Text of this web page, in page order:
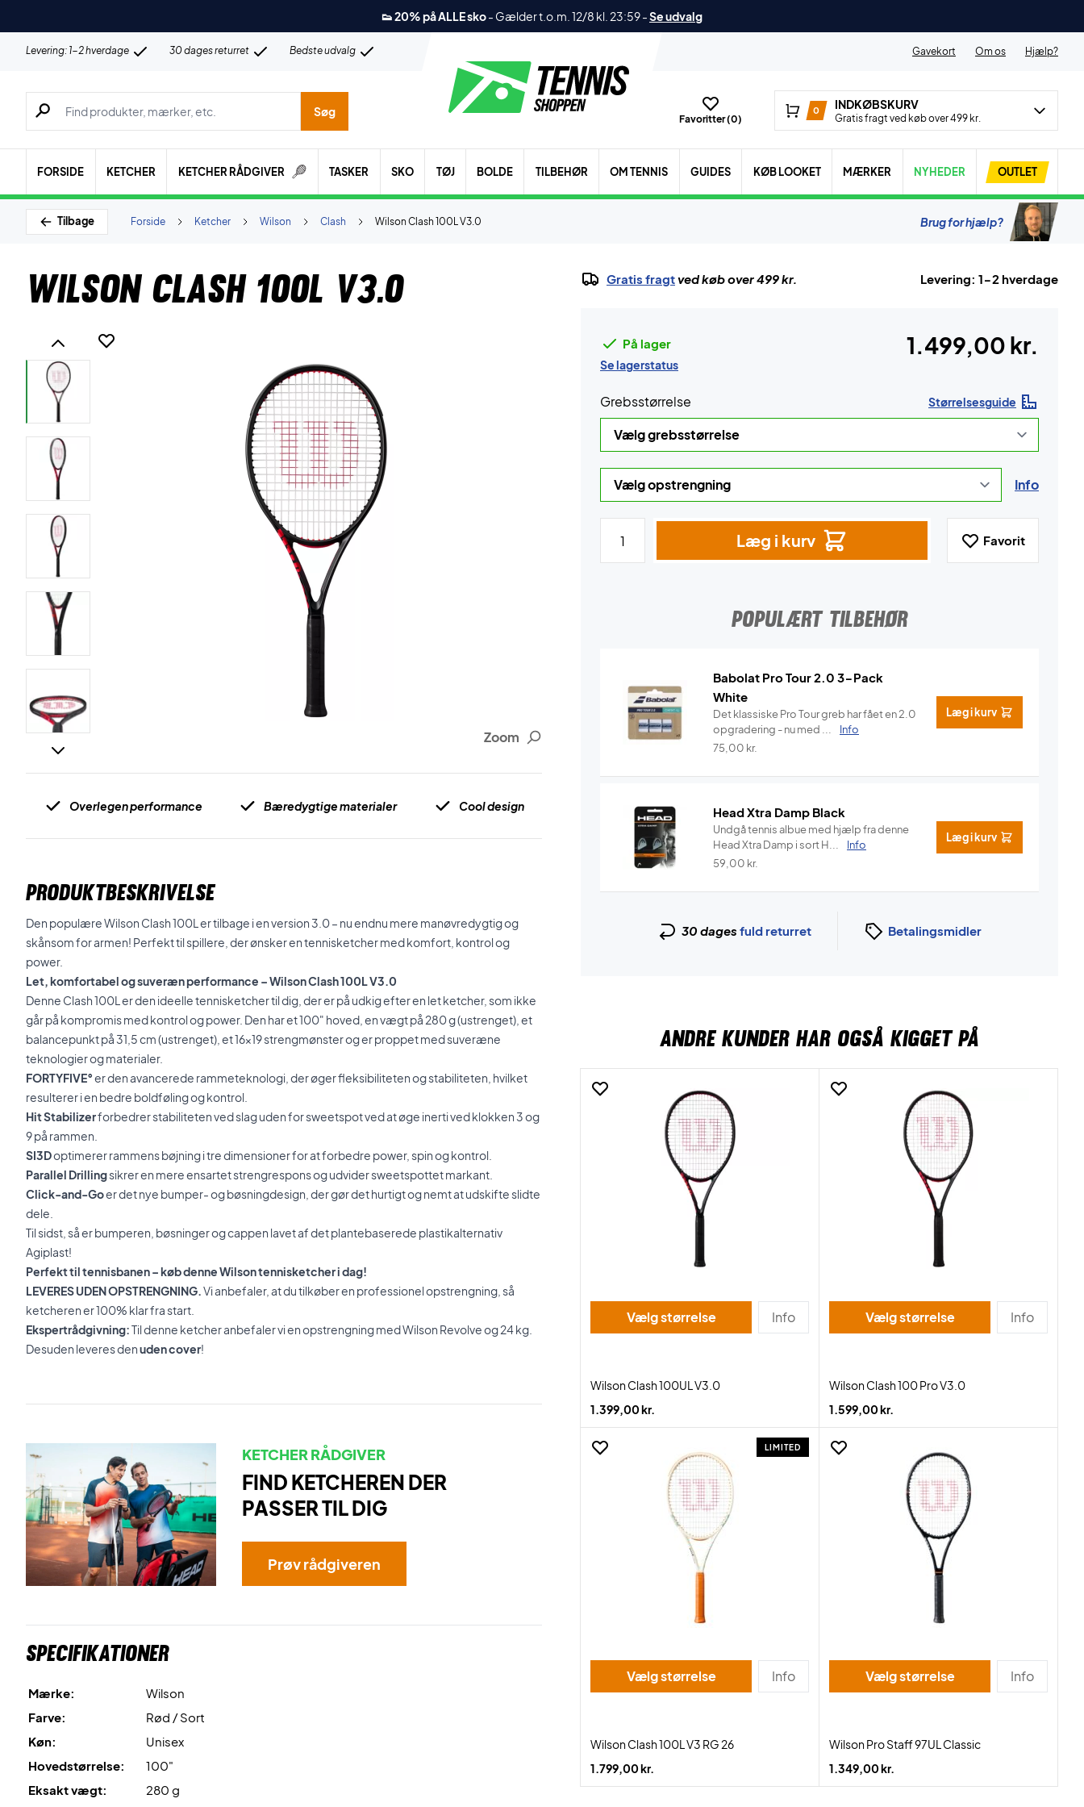
👟 20% på ALLE sko- Gælder t.o.m. 12/8 kl. 23:59-Se udvalg
Levering: 1-2 hverdage 30 dages returret Bedste udvalg Gavekort Om os Hjælp?
Søg efter produkter, mærker etc.
Søg
Favoritter (0)
0 INDKØBSKURV
Gratis fragt ved køb over 499 kr.
FORSIDE KETCHER KETCHER RÅDGIVER TASKER SKO TØJ BOLDE TILBEHØR OM TENNIS GUIDES KØB LOOKET MÆRKER NYHEDER OUTLET
Tilbage Wilson Clash 100L V3.0
Clash
Wilson
Ketcher
Forside Brug for hjælp?
Wilson Clash 100L V3.0
Zoom
Overlegen performance Bæredygtige materialer Cool design
PRODUKTBESKRIVELSE
Den populære Wilson Clash 100L er tilbage i en version 3.0 – nu endnu mere manøvredygtig og
skånsom for armen! Perfekt til spillere, der ønsker en tennisketcher med komfort, kontrol og
power.
Let, komfortabel og suveræn performance – Wilson Clash 100L V3.0
Denne Clash 100L er den ideelle tennisketcher til dig, der er på udkig efter en let ketcher, som ikke
går på kompromis med kontrol og power. Den har et 100" hoved, en vægt på 280 g (ustrenget), et
balancepunkt på 31,5 cm (ustrenget), et 16x19 strengmønster og er proppet med suveræne
teknologier og materialer.
FORTYFIVE°er den avancerede rammeteknologi, der øger fleksibiliteten og stabiliteten, hvilket
resulterer i en bedre boldføling og kontrol.
Hit Stabilizerforbedrer stabiliteten ved slag uden for sweetspot ved at øge inerti ved klokken 3 og
9 på rammen.
SI3Doptimerer rammens bøjning i tre dimensioner for at forbedre power, spin og kontrol.
Parallel Drillingsikrer en mere ensartet strengrespons og udvider sweetspottet markant.
Click-and-Goer det nye bumper- og bøsningdesign, der gør det hurtigt og nemt at udskifte slidte
dele.
Til sidst, så er bumperen, bøsninger og cappen lavet af det plantebaserede plastikalternativ
Agiplast!
Perfekt til tennisbanen – køb denne Wilson tennisketcher i dag!
LEVERES UDEN OPSTRENGNING.Vi anbefaler, at du tilkøber en professionel opstrengning, så
ketcheren er 100% klar fra start.
Ekspertrådgivning:Til denne ketcher anbefaler vi en opstrengning med Wilson Revolve og 24 kg.
Desuden leveres denuden cover!
KETCHER RÅDGIVER
FIND KETCHEREN DER
PASSER TIL DIG
Prøv rådgiveren
Specifikationer
Mærke:
Wilson
Farve:
Rød / Sort
Køn:
Unisex
Hovedstørrelse:
100"
Eksakt vægt:
280 g
Gratis fragtved køb over 499 kr. Levering: 1-2 hverdage
På lager
Se lagerstatus
1.499,00 kr.
Grebsstørrelse Størrelsesguide
Info
Læg i kurv Favorit
POPULÆRT TILBEHØR
Babolat Pro Tour 2.0 3-Pack
White
Det klassiske Pro Tour greb har fået en 2.0
opgradering - nu med ...
Info
75,00 kr.
Læg i kurv
Head Xtra Damp Black
Undgå tennis albue med hjælp fra denne
Head Xtra Damp i sort H...
Info
59,00 kr.
Læg i kurv
30 dages fuld returret Betalingsmidler
ANDRE KUNDER HAR OGSÅ KIGGET PÅ
Vælg størrelse Info
Wilson Clash 100UL V3.0
1.399,00 kr.
Vælg størrelse Info
Wilson Clash 100 Pro V3.0
1.599,00 kr.
LIMITED
Vælg størrelse Info
Wilson Clash 100L V3 RG 26
1.799,00 kr.
Vælg størrelse Info
Wilson Pro Staff 97UL Classic
1.349,00 kr.